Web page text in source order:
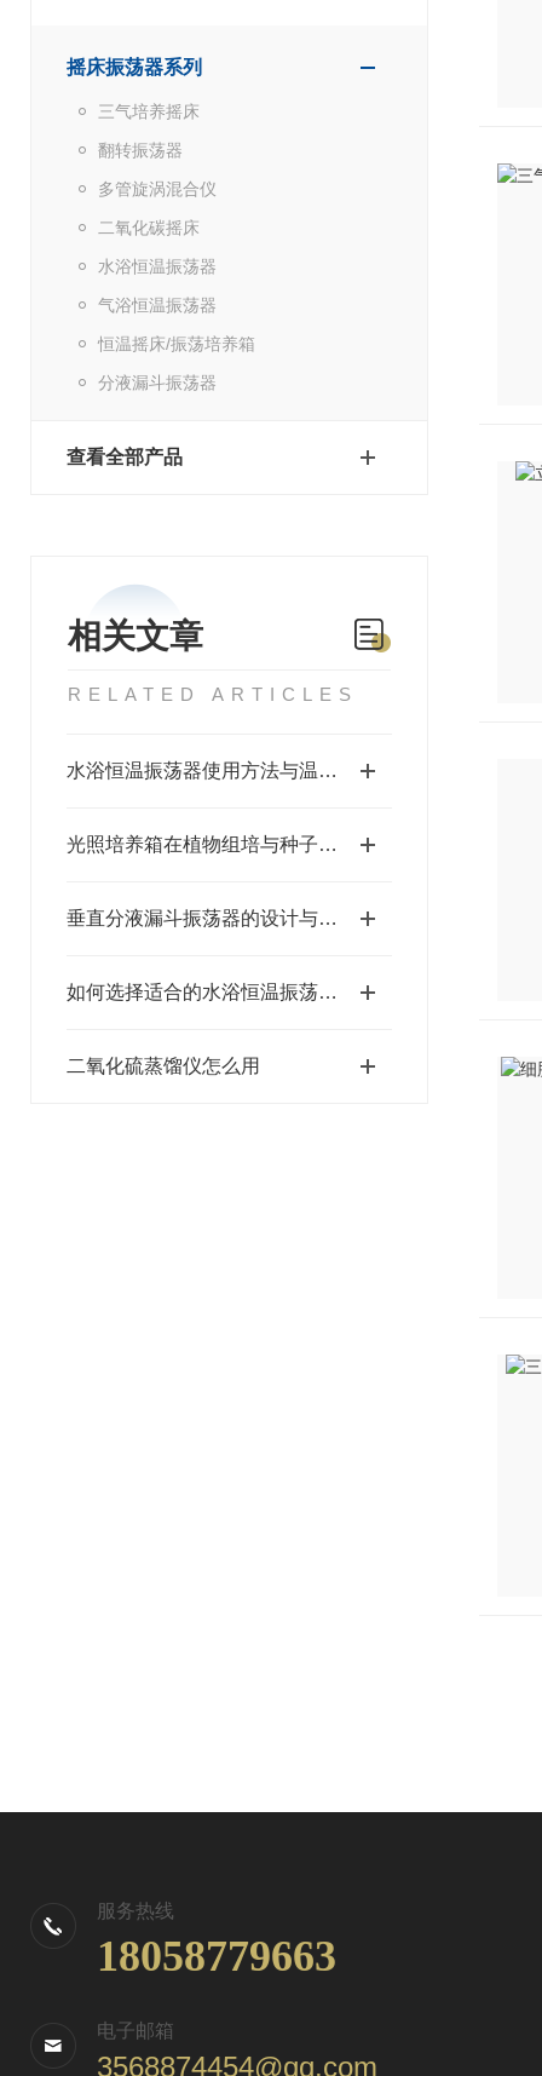
摇床振荡器系列
三气培养摇床
翻转振荡器
多管旋涡混合仪
二氧化碳摇床
水浴恒温振荡器
气浴恒温振荡器
恒温摇床/振荡培养箱
分液漏斗振荡器
查看全部产品
相关文章
RELATED ARTICLES
水浴恒温振荡器使用方法与温度转速校准技巧
光照培养箱在植物组培与种子发芽实验中的应用
垂直分液漏斗振荡器的设计与优化
如何选择适合的水浴恒温振荡器？
二氧化硫蒸馏仪怎么用
服务热线
18058779663
电子邮箱
3568874454@qq.com